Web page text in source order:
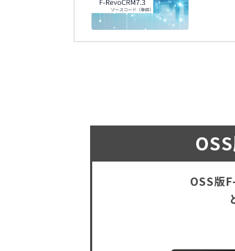
OSS版